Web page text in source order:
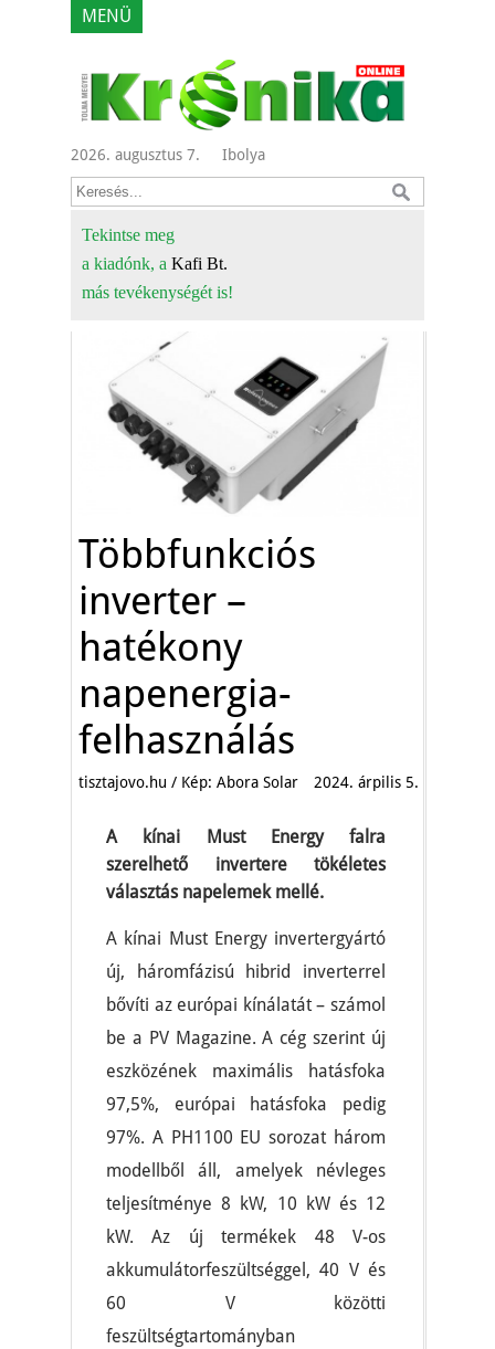
MENÜ
2026. augusztus 7. Ibolya
Tekintse meg
a kiadónk, a Kafi Bt.
más tevékenységét is!
Többfunkciós
inverter –
hatékony
napenergia-
felhasználás
tisztajovo.hu / Kép: Abora Solar 2024. árpilis 5.
A kínai Must Energy falra
szerelhető invertere tökéletes
választás napelemek mellé.
A kínai Must Energy invertergyártó
új, háromfázisú hibrid inverterrel
bővíti az európai kínálatát – számol
be a PV Magazine. A cég szerint új
eszközének maximális hatásfoka
97,5%, európai hatásfoka pedig
97%. A PH1100 EU sorozat három
modellből áll, amelyek névleges
teljesítménye 8 kW, 10 kW és 12
kW. Az új termékek 48 V-os
akkumulátorfeszültséggel, 40 V és
60 V közötti
feszültségtartományban